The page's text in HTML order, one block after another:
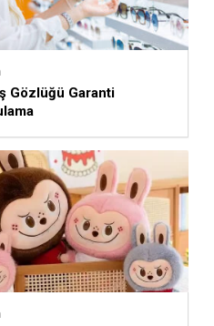
Gözlüğü Garanti